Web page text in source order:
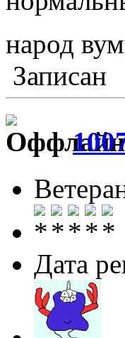
народ
Записан
Дата